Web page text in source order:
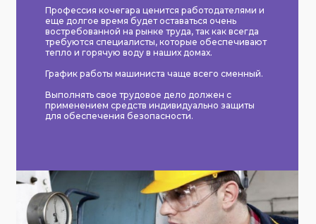
Профессия кочегара ценится работодателями и
еще долгое время будет оставаться очень
востребованной на рынке труда, так как всегда
требуются специалисты, которые обеспечивают
тепло и горячую воду в наших домах.
График работы машиниста чаще всего сменный.
Выполнять свое трудовое дело должен с
применением средств индивидуально защиты
для обеспечения безопасности.